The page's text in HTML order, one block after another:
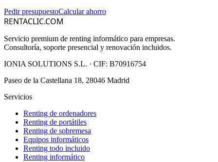
Pedir presupuestoCalcular ahorro
RENTACLIC.COM
Servicio premium de renting informático para empresas.
Consultoría, soporte presencial y renovación incluidos.
IONIA SOLUTIONS S.L. · CIF: B70916754
Paseo de la Castellana 18, 28046 Madrid
Servicios
Renting de ordenadores
Renting de portátiles
Renting de sobremesa
Equipos informáticos
Renting todo incluido
Renting informático